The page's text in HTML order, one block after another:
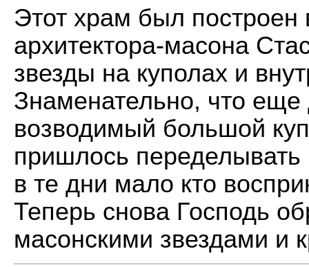
Этот храм был построен
архитектора-масона
звезды на куполах и
Знаменательно, что еще
возводимый большой
пришлось переделывать
в те дни мало кто
Теперь снова Господь
масонскими звездами и